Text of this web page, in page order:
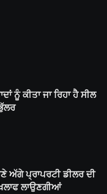
ਨੂੰ ਕੀਤਾ ਜਾ ਰਿਹਾ ਹੈ ਸੀਲ
ਅੱਗੇ ਪ੍ਰਾਪਰਟੀ ਡੀਲਰ ਦੀ
ਲਾਉਣਗੀਆਂ